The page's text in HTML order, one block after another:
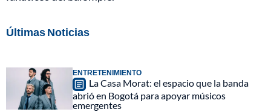
Últimas Noticias
ENTRETENIMIENTO
La Casa Morat: el espacio que la banda
abrió en Bogotá para apoyar músicos
emergentes